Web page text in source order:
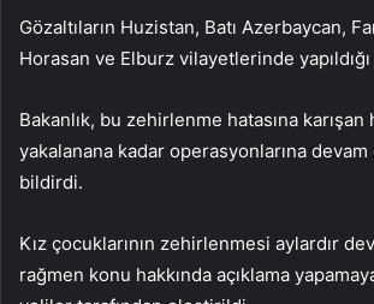
Gözaltıların Huzistan, Batı Azerbaycan,
Horasan ve Elburz vilayetlerinde yapıldığı
Bakanlık, bu zehirlenme hatasına karışan
yakalanana kadar operasyonlarına
bildirdi.
Kız çocuklarının zehirlenmesi aylardır
rağmen konu hakkında açıklama